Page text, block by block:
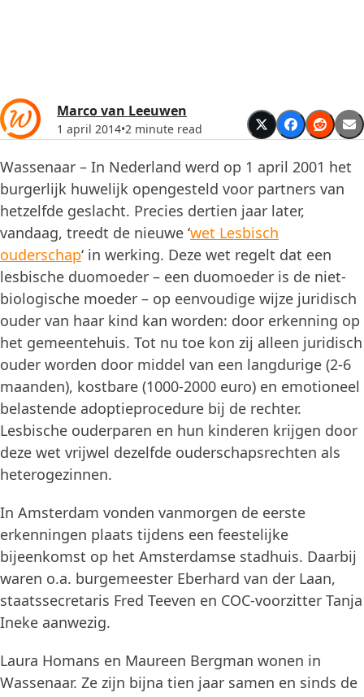
Marco van Leeuwen
1 april 2014•2 minute read
Wassenaar – In Nederland werd op 1 april 2001 het
burgerlijk huwelijk opengesteld voor partners van
hetzelfde geslacht. Precies dertien jaar later,
vandaag, treedt de nieuwe ‘wet Lesbisch
ouderschap‘ in werking. Deze wet regelt dat een
lesbische duomoeder – een duomoeder is de niet-
biologische moeder – op eenvoudige wijze juridisch
ouder van haar kind kan worden: door erkenning op
het gemeentehuis. Tot nu toe kon zij alleen juridisch
ouder worden door middel van een langdurige (2-6
maanden), kostbare (1000-2000 euro) en emotioneel
belastende adoptieprocedure bij de rechter.
Lesbische ouderparen en hun kinderen krijgen door
deze wet vrijwel dezelfde ouderschapsrechten als
heterogezinnen.
In Amsterdam vonden vanmorgen de eerste
erkenningen plaats tijdens een feestelijke
bijeenkomst op het Amsterdamse stadhuis. Daarbij
waren o.a. burgemeester Eberhard van der Laan,
staatssecretaris Fred Teeven en COC-voorzitter Tanja
Ineke aanwezig.
Laura Homans en Maureen Bergman wonen in
Wassenaar. Ze zijn bijna tien jaar samen en sinds de